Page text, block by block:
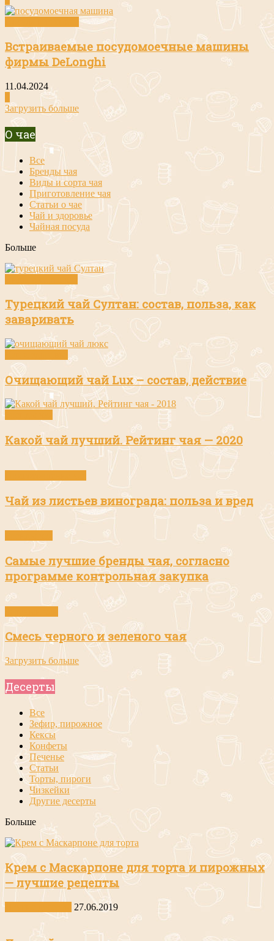
Встраиваемые посудомоечные машины
фирмы DeLonghi
11.04.2024
Загрузить больше
О чае
Все
Бренды чая
Виды и сорта чая
Приготовление чая
Статьи о чае
Чай и здоровье
Чайная посуда
Больше
Турецкий чай Султан: состав, польза, как
заваривать
Очищающий чай Lux – состав, действие
Какой чай лучший. Рейтинг чая — 2020
Чай из листьев винограда: польза и вред
Самые лучшие бренды чая, согласно
программе контрольная закупка
Смесь черного и зеленого чая
Загрузить больше
Десерты
Все
Зефир, пирожное
Кексы
Конфеты
Печенье
Статьи
Торты, пироги
Чизкейки
Другие десерты
Больше
Крем с Маскарпоне для торта и пирожных
— лучшие рецепты
27.06.2019